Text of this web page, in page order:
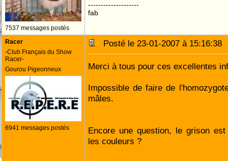
7537 messages postés
--------------------
fab
Racer
-Club Français du Show
Racer-
Gourou Pigeonneux
6941 messages postés
Posté le 23-01-2007 à
Merci à tous pour ces excellentes
Impossible de faire de
mâles.
Encore une question, le grison
les couleurs ?